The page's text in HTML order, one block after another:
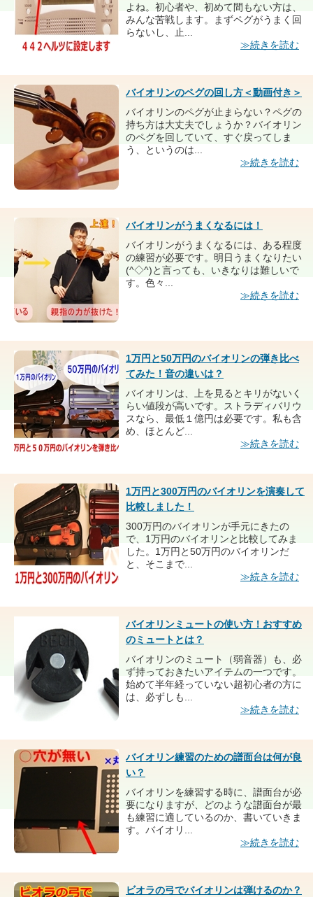
よね。初心者や、初めて間もない方は、
みんな苦戦します。まずペグがうまく回
らないし、止...
≫続きを読む
バイオリンのペグの回し方＜動画付き＞
バイオリンのペグが止まらない？ペグの
持ち方は大丈夫でしょうか？バイオリン
のペグを回していて、すぐ戻ってしま
う、というのは...
≫続きを読む
バイオリンがうまくなるには！
バイオリンがうまくなるには、ある程度
の練習が必要です。明日うまくなりたい
(^◇^)と言っても、いきなりは難しいで
す。色々...
≫続きを読む
1万円と50万円のバイオリンの弾き比べ
てみた！音の違いは？
バイオリンは、上を見るとキリがないく
らい値段が高いです。ストラディバリウ
スなら、最低１億円は必要です。私も含
め、ほとんど...
≫続きを読む
1万円と300万円のバイオリンを演奏して
比較しました！
300万円のバイオリンが手元にきたの
で、1万円のバイオリンと比較してみま
した。1万円と50万円のバイオリンだ
と、そこまで...
≫続きを読む
バイオリンミュートの使い方！おすすめ
のミュートとは？
バイオリンのミュート（弱音器）も、必
ず持っておきたいアイテムの一つです。
始めて半年経っていない超初心者の方に
は、必ずしも...
≫続きを読む
バイオリン練習のための譜面台は何が良
い？
バイオリンを練習する時に、譜面台が必
要になりますが、どのような譜面台が最
も練習に適しているのか、書いていきま
す。バイオリ...
≫続きを読む
ビオラの弓でバイオリンは弾けるのか？